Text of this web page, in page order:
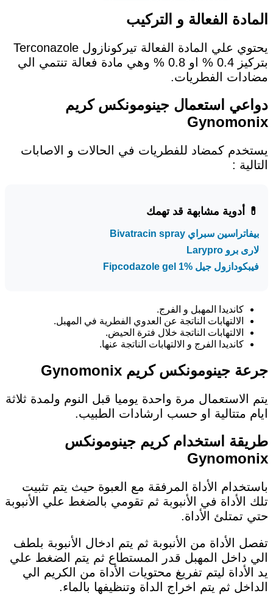
المادة الفعالة و التركيب
يحتوي علي المادة الفعالة تيركونازول Terconazole
بتركيز 0.4 % او 0.8 % وهي مادة فعالة تنتمي الي
مضادات الفطريات.
دواعي استعمال جينومونكس كريم
Gynomonix
يستخدم كمضاد للفطريات في الحالات و الاصابات
التالية :
💊 أدوية مشابهة قد تهمك
بيفاتراسين سبراي Bivatracin spray
لارى برو Larypro
فيبكودازول جيل Fipcodazole gel 1%
كانديدا المهبل و الفرج.
الالتهابات الناتجة عن العدوي الفطرية في المهبل.
الالتهابات الناتجة خلال فترة الحيض.
كانديدا الفرج و الالتهابات الناتجة عنها.
جرعة جينومونكس كريم Gynomonix
يتم الاستعمال مرة واحدة يوميا قبل النوم ولمدة ثلاثة
ايام متتالية او حسب ارشادات الطبيب.
طريقة استخدام كريم جينومونكس
Gynomonix
باستخدام الأداة المرفقة مع العبوة حيث يتم تثبيت
تلك الأداة في الأنبوبة ثم تقومي بالضغط علي الأنبوبة
حتي تمتلئ الأداة.
تفصل الأداة من الأنبوبة ثم يتم ادخال الأنبوبة بلطف
الي داخل المهبل قدر المستطاع ثم يتم الضغط علي
يد الأداة ليتم تفريغ محتويات الأداة من الكريم الي
الداخل ثم يتم اخراج الداة وتنظيفها بالماء.